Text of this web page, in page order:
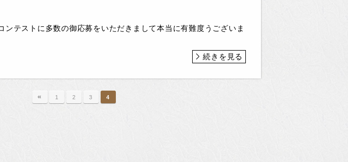
ンテストに多数の御応募をいただきまして本当に有難度うございま
続きを見る
« 1 2 3 4